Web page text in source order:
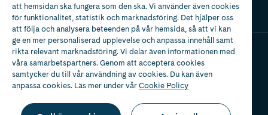
Apotek med tillstånd
av Läkemedelsverket
att hemsidan ska fungera som den ska. Vi använder även cookies
för funktionalitet, statistik och marknadsföring. Det hjälper oss
att följa och analysera beteenden på vår hemsida, så att vi kan
ge en mer personaliserad upplevelse och anpassa innehåll samt
rikta relevant marknadsföring. Vi delar även informationen med
våra samarbetspartners. Genom att acceptera cookies
samtycker du till vår användning av cookies. Du kan även
anpassa cookies. Läs mer under vårCookie Policy